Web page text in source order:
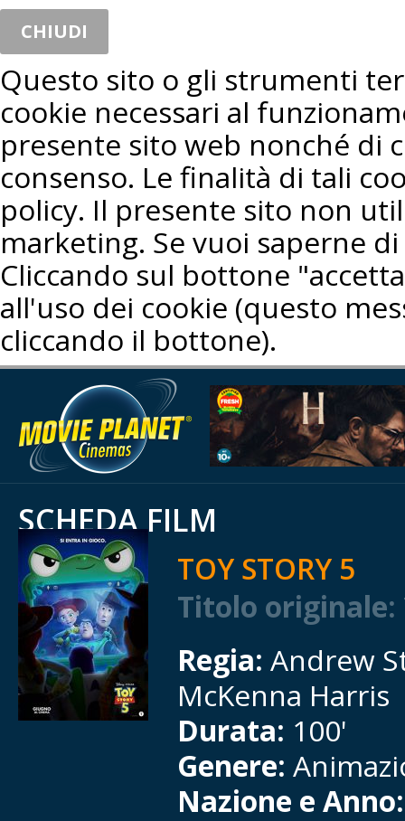
CHIUDI
Questo sito o gli strumenti
cookie necessari al
presente sito web nonché di
consenso. Le finalità di tali
policy. Il presente sito non
marketing. Se vuoi saperne
Cliccando sul bottone
all'uso dei cookie (questo
cliccando il bottone).
SCHEDA FILM
TOY STORY 5
Titolo originale:
Regia: Andrew
McKenna Harris
Durata: 100'
Genere:
Nazione e